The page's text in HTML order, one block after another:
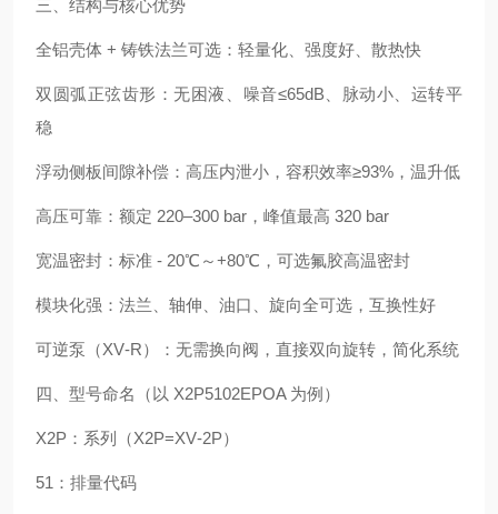
三、结构与核心优势
全铝壳体 + 铸铁法兰可选：轻量化、强度好、散热快
双圆弧正弦齿形：无困液、噪音≤65dB、脉动小、运转平
稳
浮动侧板间隙补偿：高压内泄小，容积效率≥93%，温升低
高压可靠：额定 220–300 bar，峰值最高 320 bar
宽温密封：标准 - 20℃～+80℃，可选氟胶高温密封
模块化强：法兰、轴伸、油口、旋向全可选，互换性好
可逆泵（XV‑R）：无需换向阀，直接双向旋转，简化系统
四、型号命名（以 X2P5102EPOA 为例）
X2P：系列（X2P=XV‑2P）
51：排量代码